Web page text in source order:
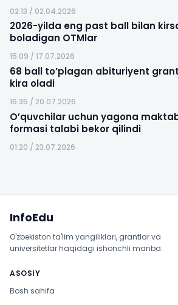
02:13 / 02.04.2026
2026-yilda eng past ball bilan
boladigan OTMlar
15:09 / 17.07.2026
68 ball to’plagan abituriyent
kira oladi
16:35 / 20.07.2026
O’quvchilar uchun yagona
formasi talabi bekor qilindi
01:20 / 23.07.2026
InfoEdu
O'zbekiston ta'lim yangiliklari, grantlar va
universitetlar haqidagi ishonchli manba.
ASOSIY
Bosh sahifa